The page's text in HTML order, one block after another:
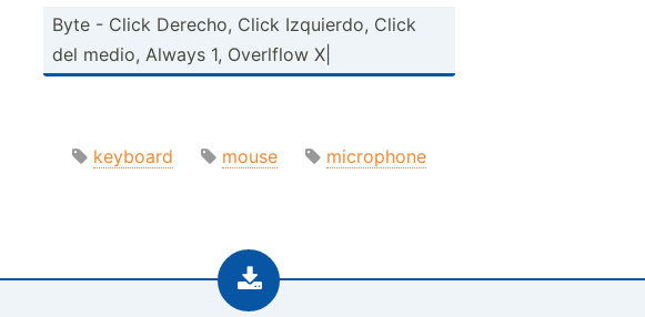
Byte - Click Derecho, Click Izquierdo, Click
del medio, Always 1, Overlflow X|
keyboard mouse microphone